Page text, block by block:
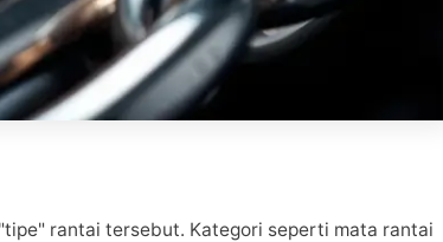
rantai tersebut. Kategori seperti mata rantai